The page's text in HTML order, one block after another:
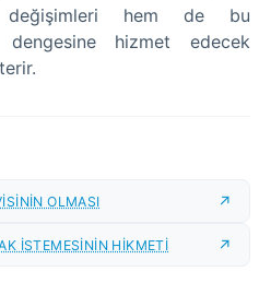
değişimleri hem de bu
dengesine hizmet edecek
OLMASI
İSTEMESİNİN HİKMETİ